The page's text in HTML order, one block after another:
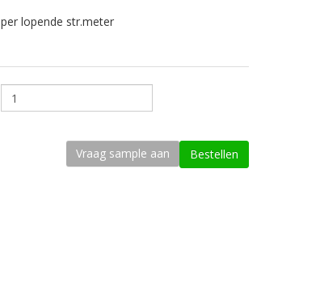
per lopende str.meter